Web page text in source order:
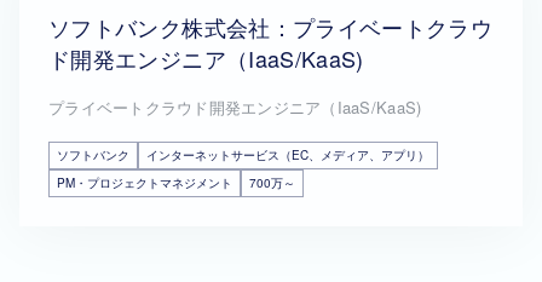
ソフトバンク株式会社：プライベートクラウ
ド開発エンジニア（IaaS/KaaS)
プライベートクラウド開発エンジニア（IaaS/KaaS)
ソフトバンク
インターネットサービス（EC、メディア、アプリ）
PM・プロジェクトマネジメント
700万～